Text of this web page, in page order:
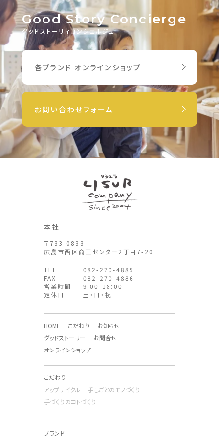
Good Story Concierge
グッドストーリィコンシェルジュ
各ブランド オンラインショップ
お問い合わせフォーム
本社
〒733-0833
広島市西区商工センター2丁目7-20
TEL
082-270-4885
FAX
082-270-4886
営業時間
9:00-18:00
定休日
土・日・祝
HOME こだわり
お知らせ
グッドストーリー
お問合せ
オンラインショップ
こだわり
アップサイクル
手しごとのモノづくり
手づくりのコトづくり
ブランド